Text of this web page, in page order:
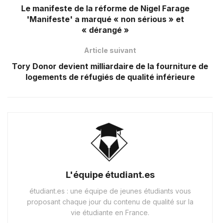
Le manifeste de la réforme de Nigel Farage
'Manifeste' a marqué « non sérious » et
« dérangé »
Article suivant
Tory Donor devient milliardaire de la fourniture de
logements de réfugiés de qualité inférieure
L'équipe étudiant.es
étudiant.es : une équipe de jeunes étudiants vous
proposant chaque jour du contenu de qualité sur la
vie étudiante en France.